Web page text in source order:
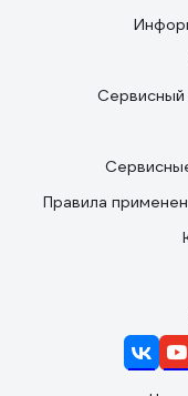
Сервисный
Правила